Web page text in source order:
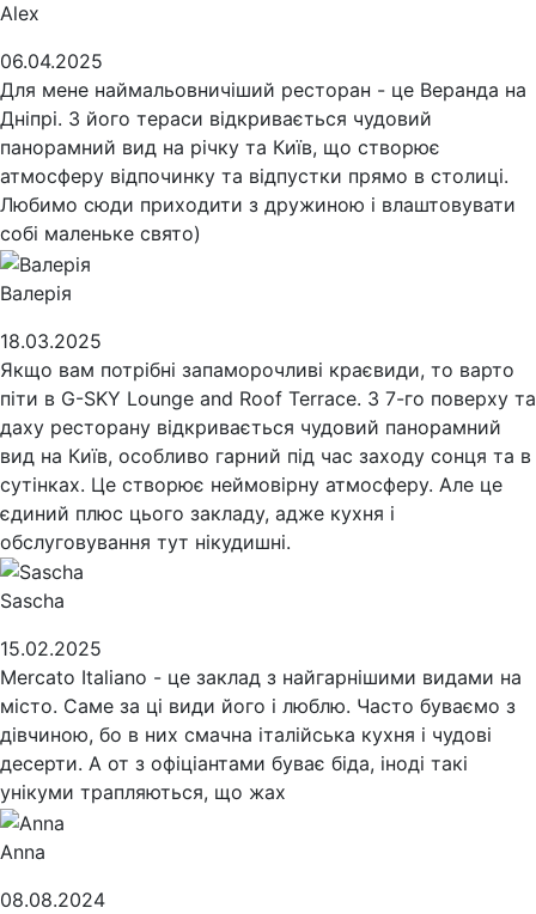
Alex
06.04.2025
Для мене наймальовничіший ресторан - це Веранда на
Дніпрі. З його тераси відкривається чудовий
панорамний вид на річку та Київ, що створює
атмосферу відпочинку та відпустки прямо в столиці.
Любимо сюди приходити з дружиною і влаштовувати
собі маленьке свято)
Валерія
18.03.2025
Якщо вам потрібні запаморочливі краєвиди, то варто
піти в G-SKY Lounge and Roof Terrace. З 7-го поверху та
даху ресторану відкривається чудовий панорамний
вид на Київ, особливо гарний під час заходу сонця та в
сутінках. Це створює неймовірну атмосферу. Але це
єдиний плюс цього закладу, адже кухня і
обслуговування тут нікудишні.
Sascha
15.02.2025
Mercato Italiano - це заклад з найгарнішими видами на
місто. Саме за ці види його і люблю. Часто буваємо з
дівчиною, бо в них смачна італійська кухня і чудові
десерти. А от з офіціантами буває біда, іноді такі
унікуми трапляються, що жах
Anna
08.08.2024